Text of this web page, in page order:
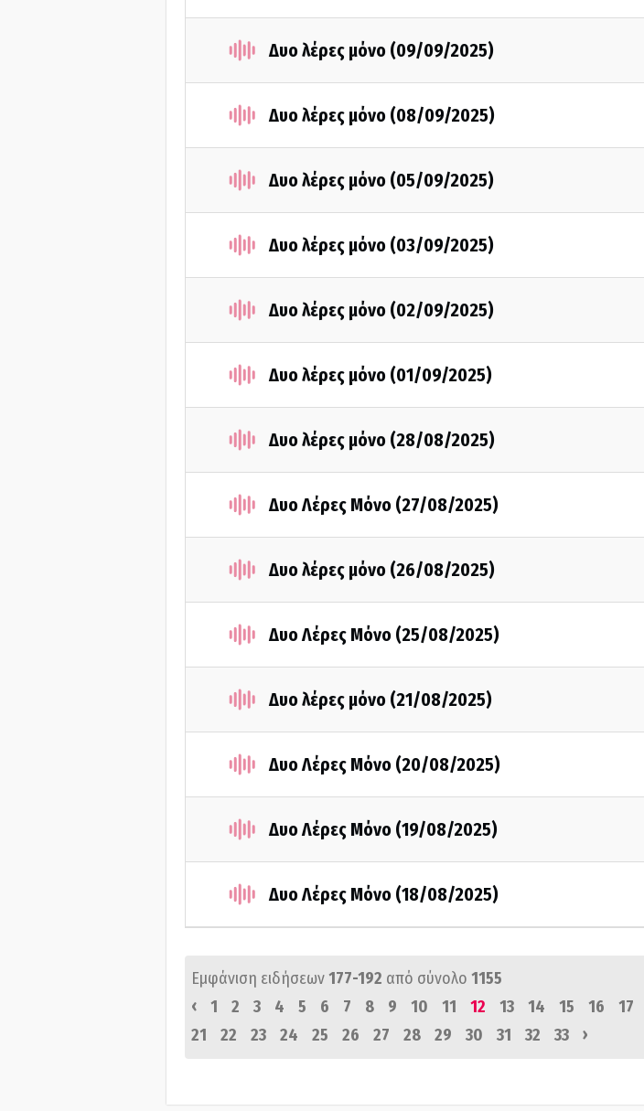
Δυο λέρες μόνο (09/09/2025)
Δυο λέρες μόνο (08/09/2025)
Δυο λέρες μόνο (05/09/2025)
Δυο λέρες μόνο (03/09/2025)
Δυο λέρες μόνο (02/09/2025)
Δυο λέρες μόνο (01/09/2025)
Δυο λέρες μόνο (28/08/2025)
Δυο Λέρες Μόνο (27/08/2025)
Δυο λέρες μόνο (26/08/2025)
Δυο Λέρες Μόνο (25/08/2025)
Δυο λέρες μόνο (21/08/2025)
Δυο Λέρες Μόνο (20/08/2025)
Δυο Λέρες Μόνο (19/08/2025)
Δυο Λέρες Μόνο (18/08/2025)
Εμφάνιση ειδήσεων177-192 από σύνολο 1155
‹
1 2 3 4 5 6 7 8 9 10 11 12 13 14 15 16 17
21
22 23 24 25 26 27 28 29 30 31 32 33 ›